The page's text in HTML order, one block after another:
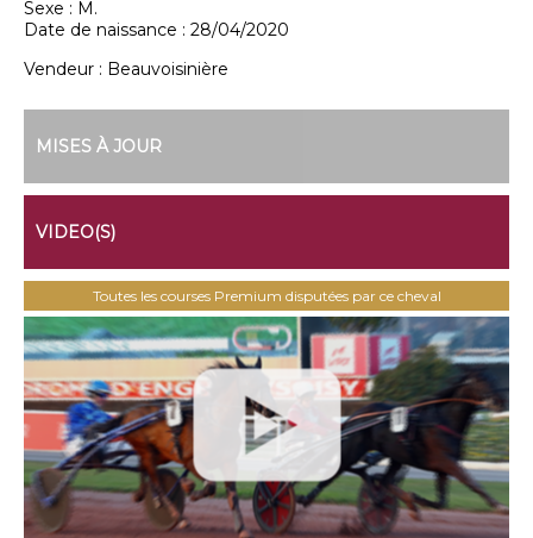
Sexe : M.
Date de naissance : 28/04/2020
Vendeur : Beauvoisinière
MISES À JOUR
VIDEO(S)
Toutes les courses Premium disputées par ce cheval